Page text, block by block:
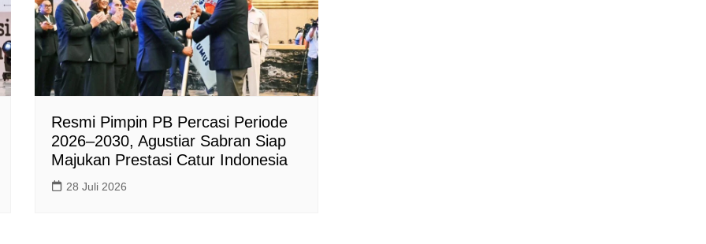
Resmi Pimpin PB Percasi Periode
2026–2030, Agustiar Sabran Siap
Majukan Prestasi Catur Indonesia
28 Juli 2026